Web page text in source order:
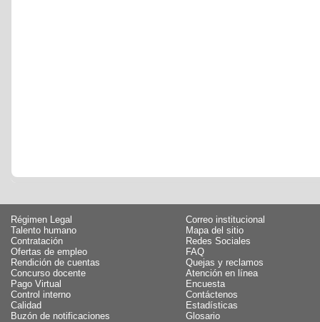
Régimen Legal
Talento humano
Contratación
Ofertas de empleo
Rendición de cuentas
Concurso docente
Pago Virtual
Control interno
Calidad
Buzón de notificaciones
Correo institucional
Mapa del sitio
Redes Sociales
FAQ
Quejas y reclamos
Atención en línea
Encuesta
Contáctenos
Estadísticas
Glosario